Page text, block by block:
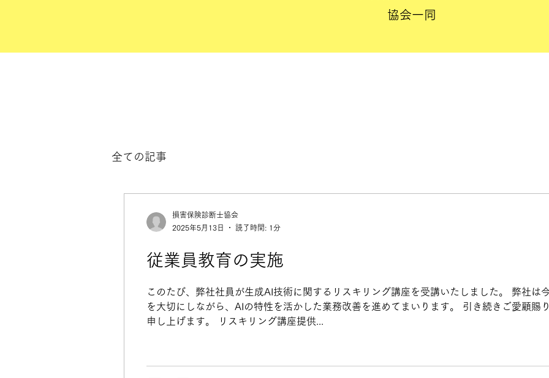
協会一同
全ての記事
従業員教育の実施
このたび、弊社社員が生成AI技術に関するリスキリング講座を受講いたしました。 弊社は
を大切にしながら、AIの特性を活かした業務改善を進めてまいります。 引き続きご愛顧賜
申し上げます。 リスキリング講座提供...
損害保険診断士協会
2025年5月13日
読了時間: 1分